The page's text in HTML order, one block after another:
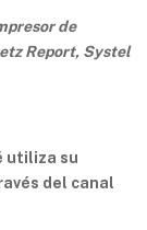
de
Report, Systel
utiliza su
del canal